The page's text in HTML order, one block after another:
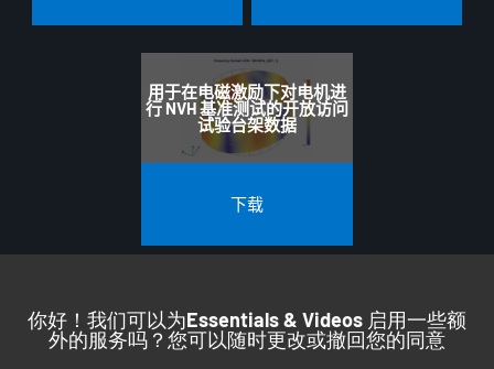
用于在电磁激励下对电机进
行 NVH 基准测试的开放访问
试验台架数据
下载
你好！我们可以为Essentials & Videos 启用一些额
外的服务吗？您可以随时更改或撤回您的同意